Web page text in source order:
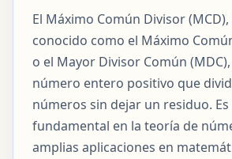
El Máximo Común Divisor
conocido como el Máximo
o el Mayor Divisor Común
número entero positivo que
números sin dejar un residuo.
fundamental en la teoría de
amplias aplicaciones en